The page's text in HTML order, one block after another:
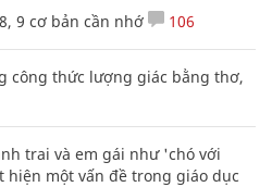
9 cơ bản cần nhớ 106
công thức lượng giác bằng thơ,
trai và em gái như 'chó với
một vấn đề trong giáo dục